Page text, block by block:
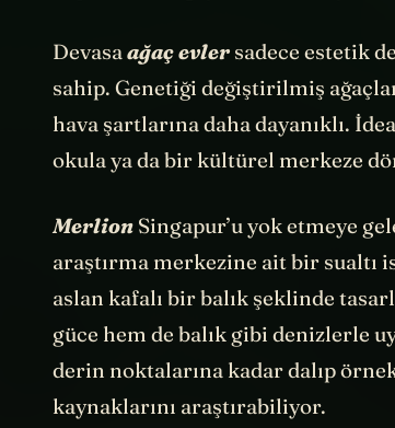
Devasaağaç evler sadece estetik
sahip. Genetiği değiştirilmiş
hava şartlarına daha dayanıklı.
okula ya da bir kültürel merkeze
Merlion Singapur’u yok etmeye
araştırma merkezine ait bir sualtı
aslan kafalı bir balık şeklinde
güce hem de balık gibi denizlerle
derin noktalarına kadar dalıp
kaynaklarını araştırabiliyor.